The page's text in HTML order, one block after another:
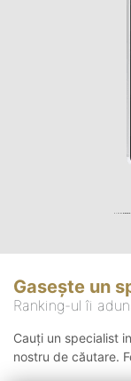
Gasește un
Ranking-ul îi
Cauți un specialist
nostru de căutare.